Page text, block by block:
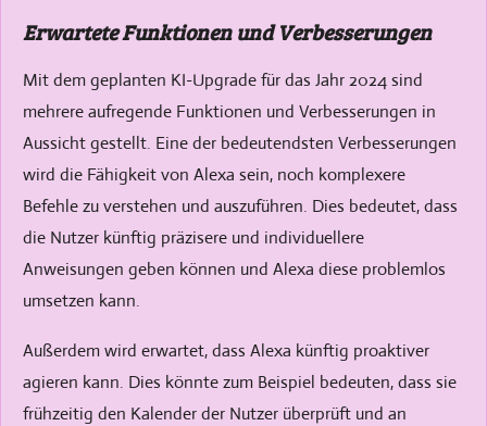
Erwartete Funktionen und Verbesserungen
Mit dem geplanten KI-Upgrade für das Jahr 2024 sind
mehrere aufregende Funktionen und Verbesserungen in
Aussicht gestellt. Eine der bedeutendsten Verbesserungen
wird die Fähigkeit von Alexa sein, noch komplexere
Befehle zu verstehen und auszuführen. Dies bedeutet, dass
die Nutzer künftig präzisere und individuellere
Anweisungen geben können und Alexa diese problemlos
umsetzen kann.
Außerdem wird erwartet, dass Alexa künftig proaktiver
agieren kann. Dies könnte zum Beispiel bedeuten, dass sie
frühzeitig den Kalender der Nutzer überprüft und an